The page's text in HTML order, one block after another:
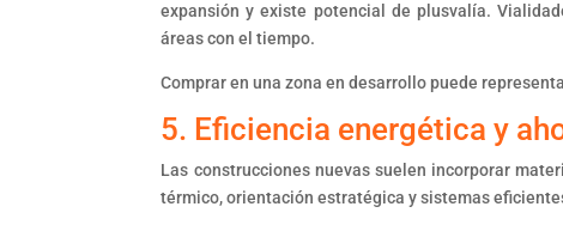
expansión y existe potencial de plusvalía.
áreas con el tiempo.
Comprar en una zona en desarrollo puede
5. Eficiencia energética y
Las construcciones nuevas suelen incorporar
térmico, orientación estratégica y sistemas